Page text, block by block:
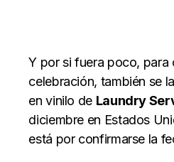
Y por si fuera poco, para
celebración, también se
en vinilo de Laundry
diciembre en Estados
está por confirmarse la